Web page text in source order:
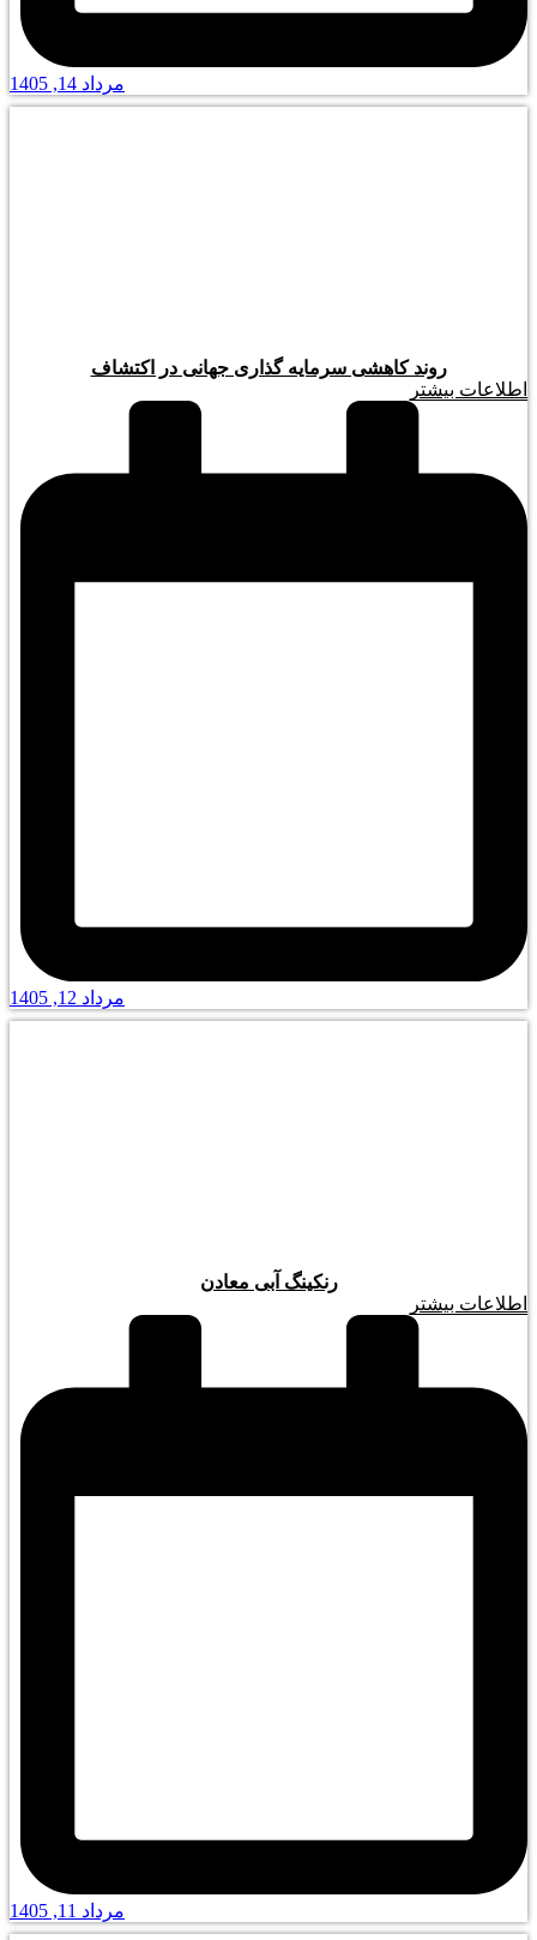
مرداد 14, 1405
روند کاهشی سرمایه گذاری جهانی در اکتشاف
اطلاعات بیشتر
مرداد 12, 1405
رنکینگ آبی معادن
اطلاعات بیشتر
مرداد 11, 1405